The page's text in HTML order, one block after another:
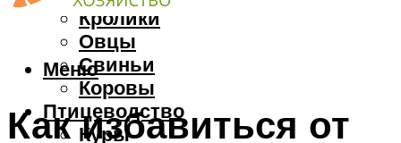
Кролики
Овцы
Свиньи
Коровы
Птицеводство
Куры
Меню
Как избавиться от